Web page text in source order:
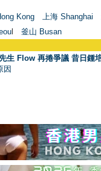
Kong 上海 Shanghai
釜山 Busan
生 Flow 再捲爭議 昔日鍾
因